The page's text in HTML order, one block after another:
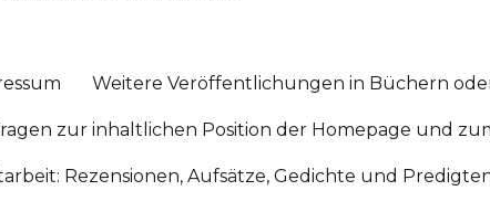
Weitere Veröffentlichungen in Büchern
zur inhaltlichen Position der Homepage und
Rezensionen, Aufsätze, Gedichte und